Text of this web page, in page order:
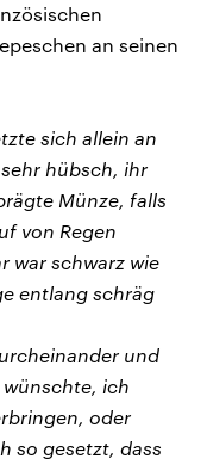
an seinen
sich allein an
hübsch, ihr
Münze, falls
von Regen
war schwarz wie
entlang schräg
und
ich
oder
so gesetzt, dass